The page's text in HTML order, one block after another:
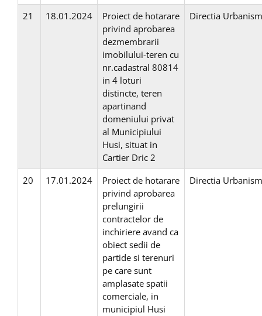
21 18.01.2024
Proiect de hotarare
privind aprobarea
dezmembrarii
imobilului-teren cu
nr.cadastral 80814
in 4 loturi
distincte, teren
apartinand
domeniului privat
al Municipiului
Husi, situat in
Cartier Dric 2
Directia Urbanism
20 17.01.2024
Proiect de hotarare
privind aprobarea
prelungirii
contractelor de
inchiriere avand ca
obiect sedii de
partide si terenuri
pe care sunt
amplasate spatii
comerciale, in
municipiul Husi
Directia Urbanism